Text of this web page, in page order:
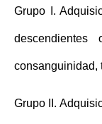
Grupo I.
consanguinidad,
Grupo II.